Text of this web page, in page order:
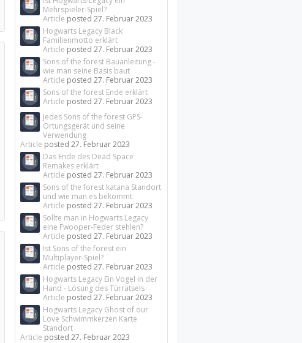
Mehrspieler-Spiel?
Article posted27. Februar 2023
Hogwarts Legacy Black
Familienmotto erklärt
Article posted27. Februar 2023
Sons of the forest Bauanleitung -
wie man seine Basis baut
Article posted27. Februar 2023
Sons of the forest Ende erklärt
Article posted27. Februar 2023
Jedes Sons of the forest GPS-
Ortungsgerät und seine
Verwendung
Article posted27. Februar 2023
Das Ende des Dead Space
Remakes erklärt
Article posted27. Februar 2023
Sons of the forest katana Standort
und wie man es bekommt
Article posted27. Februar 2023
Sollte man in Hogwarts Legacy
eine Fwooper-Feder stehlen?
Article posted27. Februar 2023
Ist Sons of the forest ein
Multiplayer-Spiel?
Article posted27. Februar 2023
Hogwarts Legacy Ein Vogel in der
Hand - Lösung des Türrätsels
Article posted27. Februar 2023
Hogwarts Legacy Ghost of our
Love Schwimmkerzen Karte
Standort
Article posted27. Februar 2023